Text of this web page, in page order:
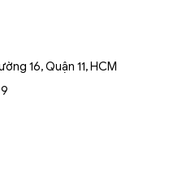
16, Quận 11, HCM